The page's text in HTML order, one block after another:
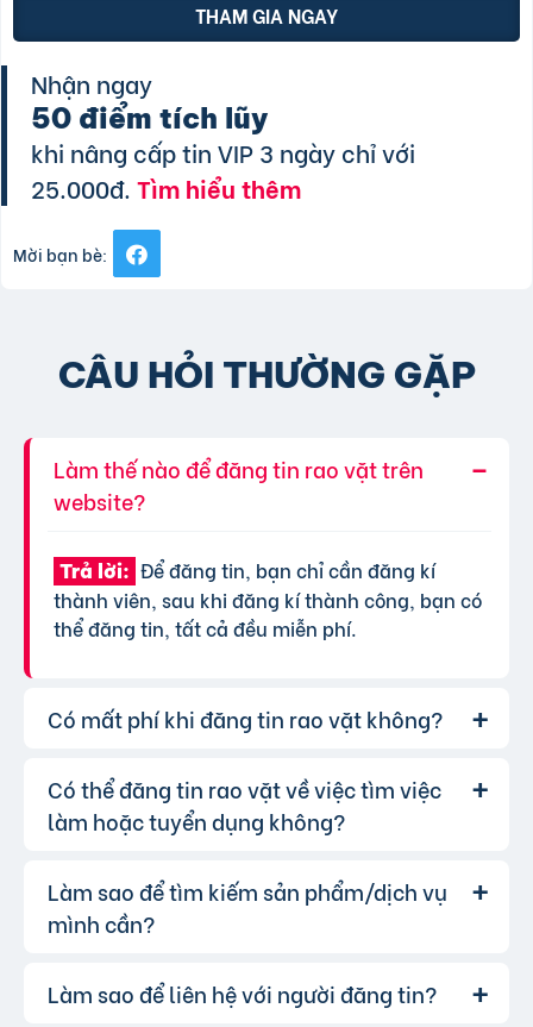
THAM GIA NGAY
Nhận ngay
50 điểm tích lũy
khi nâng cấp tin VIP 3 ngày chỉ với
25.000đ.Tìm hiểu thêm
Mời bạn bè:
CÂU HỎI THƯỜNG GẶP
Làm thế nào để đăng tin rao vặt trên
website?
Trả lời: Để đăng tin, bạn chỉ cần đăng kí
thành viên, sau khi đăng kí thành công, bạn có
thể đăng tin, tất cả đều miễn phí.
Có mất phí khi đăng tin rao vặt không?
Trả lời: Chúng tôi cung cấp gói đăng tin miễn
phí cơ bản cho tất cả người dùng. Tuy nhiên, để
thị, bạn có thể lựa chọn các gói dịch vụ nâng
cấp với chi phí hợp lý, xem thêmphí dịch vụ tin
VIP.
Có thể đăng tin rao vặt về việc tìm việc
làm hoặc tuyển dụng không?
Trả lời: Hoàn toàn có thể. Website của chúng
tôi hỗ trợ đăng tin tuyển dụng và tìm việc làm.
đủ thông tin.
Làm sao để tìm kiếm sản phẩm/dịch vụ
mình cần?
Trả lời: Bạn có thể sử dụng công cụ tìm kiếm
Làm sao để liên hệ với người đăng tin?